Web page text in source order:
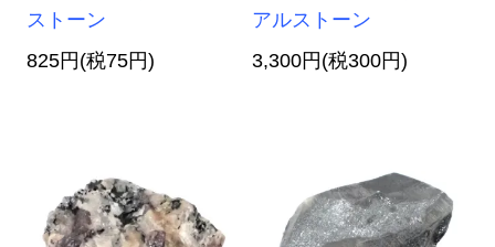
ストーン
825円(税75円)
アルストーン
3,300円(税300円)